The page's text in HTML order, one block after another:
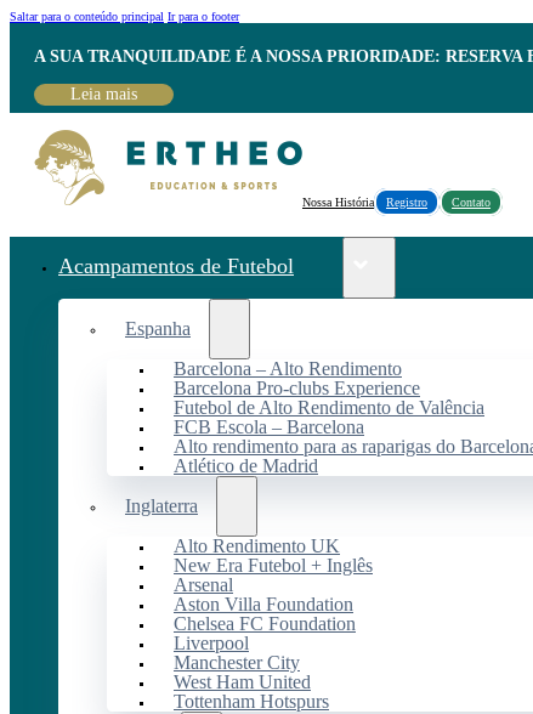
Saltar para o conteúdo principal Ir para o footer
A SUA TRANQUILIDADE É A NOSSA PRIORIDADE:
Leia mais
Nossa História Registro Contato
Acampamentos de Futebol
Espanha
Barcelona – Alto Rendimento
Barcelona Pro-clubs Experience
Futebol de Alto Rendimento de Valência
FCB Escola – Barcelona
Alto rendimento para as raparigas do
Atlético de Madrid
Inglaterra
Alto Rendimento UK
New Era Futebol + Inglês
Arsenal
Aston Villa Foundation
Chelsea FC Foundation
Liverpool
Manchester City
West Ham United
Tottenham Hotspurs